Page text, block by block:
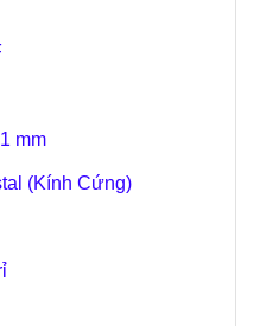
mm
(Kính Cứng)